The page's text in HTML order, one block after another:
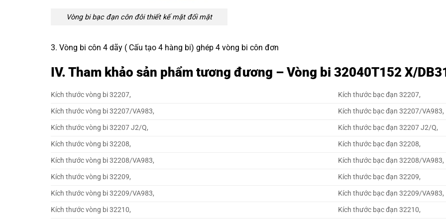
Vòng bi bạc đạn côn đôithiết kế mặt đối mặt
3. Vòng bi côn 4 dãy ( Cấu tạo 4 hàng bi) ghép 4 vòng bi côn đơn
IV. Tham khảo sản phẩm tương đương – Vòng bi 32040T152 X/
Kích thước vòng bi 32207,
Kích thước bạc đạn 32207,
Kích thước vòng bi 32207/VA983,
Kích thước bạc đạn 32207/VA983,
Kích thước vòng bi 32207 J2/Q,
Kích thước bạc đạn 32207 J2/Q,
Kích thước vòng bi 32208,
Kích thước bạc đạn 32208,
Kích thước vòng bi 32208/VA983,
Kích thước bạc đạn 32208/VA983,
Kích thước vòng bi 32209,
Kích thước bạc đạn 32209,
Kích thước vòng bi 32209/VA983,
Kích thước bạc đạn 32209/VA983,
Kích thước vòng bi 32210,
Kích thước bạc đạn 32210,